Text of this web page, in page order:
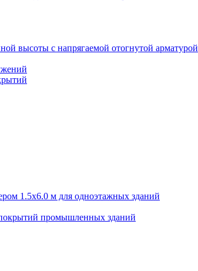
высоты с напрягаемой отогнутой арматурой
1.5х6.0 м для одноэтажных зданий
промышленных зданий